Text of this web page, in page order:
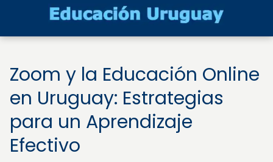
Zoom y la Educación Online
en Uruguay: Estrategias
para un Aprendizaje
Efectivo